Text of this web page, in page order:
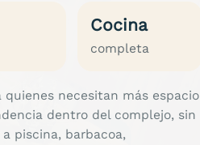
Cocina
completa
quienes necesitan más espacio
dentro del complejo, sin
piscina, barbacoa,